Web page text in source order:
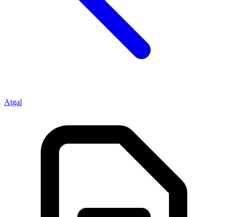
Atgal